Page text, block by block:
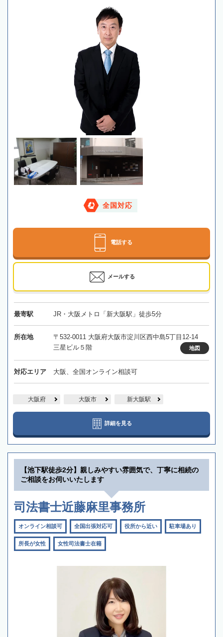
全国対応
電話する
メールする
最寄駅 JR・大阪メトロ「新大阪駅」徒歩5分
所在地
〒532-0011 大阪府大阪市淀川区西中島5丁目12-14
三星ビル５階
地図
対応エリア 大阪、全国オンライン相談可
大阪府 大阪市 新大阪駅
詳細を見る
【池下駅徒歩2分】親しみやすい雰囲気で、丁寧に相続の
ご相談をお伺いいたします
司法書士近藤麻里事務所
オンライン相談可 全国出張対応可 役所から近い 駐車場あり
所長が女性 女性司法書士在籍